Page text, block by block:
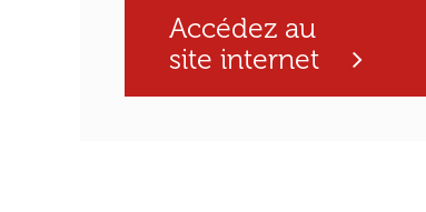
Accédez au
site internet